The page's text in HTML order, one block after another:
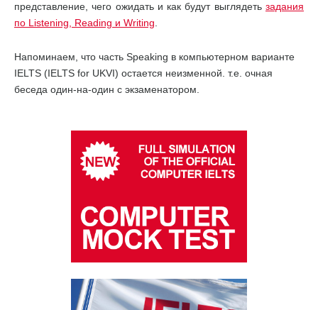
представление, чего ожидать и как будут выглядеть задания
по Listening, Reading и Writing
Напоминаем, что часть Speaking в компьютерном варианте
IELTS (IELTS for UKVI) остается неизменной. т.е. очная
беседа один-на-один с экзаменатором.